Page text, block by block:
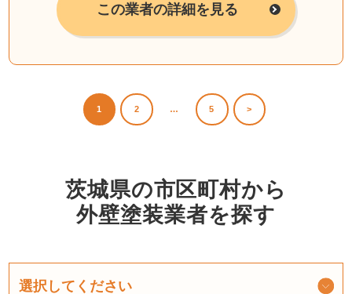
この業者の詳細を見る
1 2 … 5 >
茨城県の市区町村から
外壁塗装業者を探す